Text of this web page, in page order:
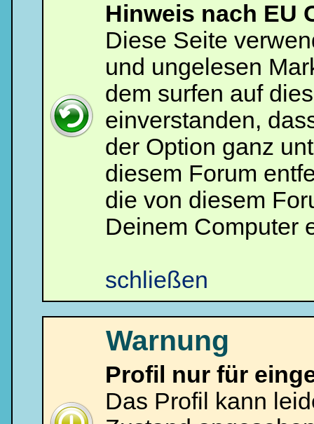
Trage
bitte
die
nachfolgenden
Deinen
Benutzernamen
und
Kennwort
um
Dich
einzuloggen.
Username:
Passwort:
vergessen| Registrieren
Hinweis nach EU
Diese Seite
und ungelesen
dem surfen auf
einverstanden,
der Option ganz
diesem Forum
die von diesem
Deinem Computer
schließen
Warnung
Profil nur für
Das Profil kann